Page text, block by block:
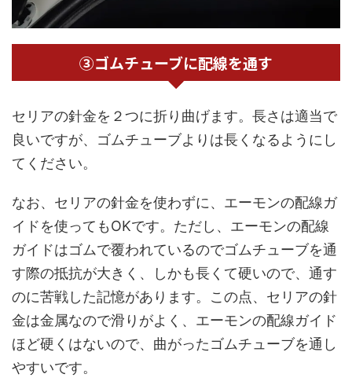
③ゴムチューブに配線を通す
セリアの針金を２つに折り曲げます。長さは適当で
良いですが、ゴムチューブよりは長くなるようにし
てください。
なお、セリアの針金を使わずに、エーモンの配線ガ
イドを使ってもOKです。ただし、エーモンの配線
ガイドはゴムで覆われているのでゴムチューブを通
す際の抵抗が大きく、しかも長くて硬いので、通す
のに苦戦した記憶があります。この点、セリアの針
金は金属なので滑りがよく、エーモンの配線ガイド
ほど硬くはないので、曲がったゴムチューブを通し
やすいです。